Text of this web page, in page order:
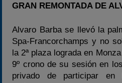
GRAN REMONTADA DE
Alvaro Barba se llevó la
Spa-Francorchamps y no
la 2ª plaza lograda en
9º crono de su sesión en
privado de participar en